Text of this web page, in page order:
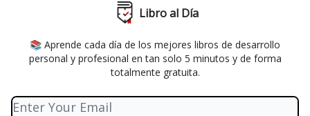
Libro al Día
📚 Aprende cada día de los mejores libros de desarrollo
personal y profesional en tan solo 5 minutos y de forma
totalmente gratuita.